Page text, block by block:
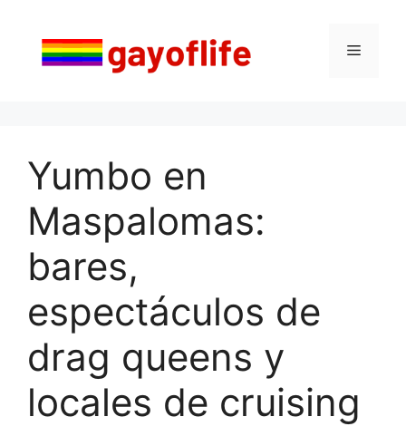
contenido
Menú
Yumbo en
Maspalomas:
bares,
espectáculos de
drag queens y
locales de cruising